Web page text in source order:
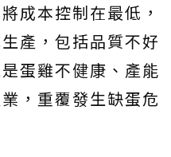
成本控制在最低，
產，包括品質不好
蛋雞不健康、產能
，重覆發生缺蛋危